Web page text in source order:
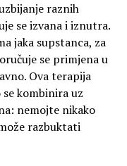
raznih
se izvana i iznutra.
jaka supstanca, za
se primjena u
Ova terapija
kombinira uz
nemojte nikako
razbuktati